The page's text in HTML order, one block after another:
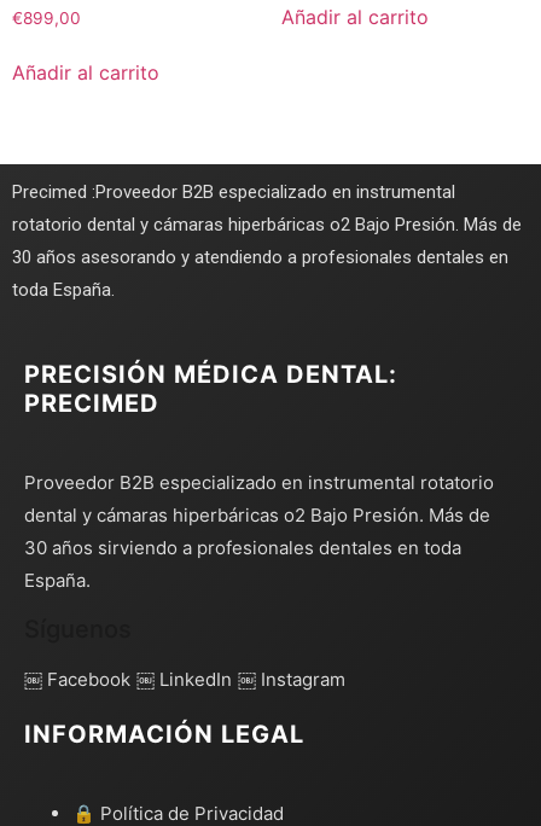
€899,00
Añadir al carrito
Añadir al carrito
Precimed :Proveedor B2B especializado en instrumental
rotatorio dental y cámaras hiperbáricas o2 Bajo Presión. Más de
30 años asesorando y atendiendo a profesionales dentales en
toda España.
PRECISIÓN MÉDICA DENTAL:
PRECIMED
Proveedor B2B especializado en instrumental rotatorio
dental y cámaras hiperbáricas o2 Bajo Presión. Más de
30 años sirviendo a profesionales dentales en toda
España.
￼ Facebook ￼ LinkedIn ￼ Instagram
INFORMACIÓN LEGAL
🔒 Política de Privacidad